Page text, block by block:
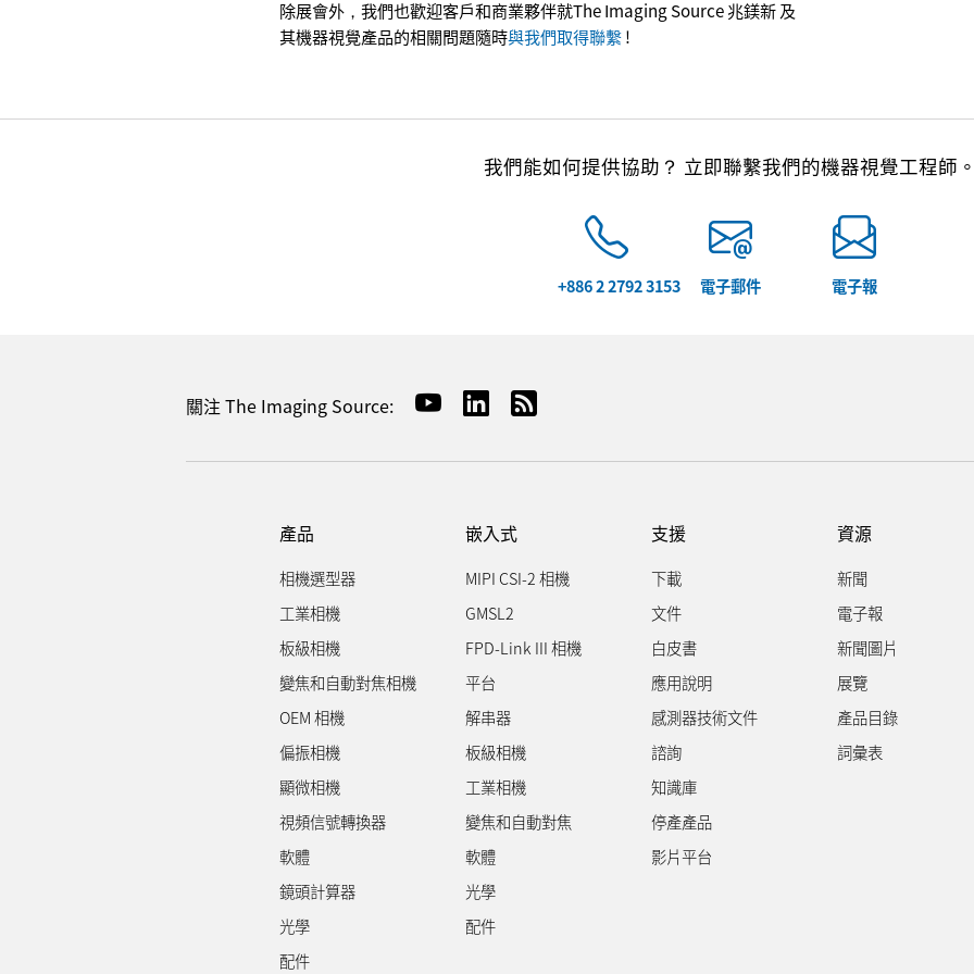
除展會外，我們也歡迎客戶和商業夥伴就The Imaging Source 兆鎂新 及
其機器視覺產品的相關問題隨時與我們取得聯繫!
我們能如何提供協助？ 立即聯繫我們的機器視覺工程師
+886 2 2792 3153 電子郵件 電子報
關注 The Imaging Source:
產品
相機選型器
工業相機
板級相機
變焦和自動對焦相機
OEM 相機
偏振相機
顯微相機
視頻信號轉換器
軟體
鏡頭計算器
光學
配件
嵌入式
MIPI CSI-2 相機
GMSL2
FPD-Link III 相機
平台
解串器
板級相機
工業相機
變焦和自動對焦
軟體
光學
配件
支援
下載
文件
白皮書
應用說明
感測器技術文件
諮詢
知識庫
停產產品
影片平台
資源
新聞
電子報
新聞圖片
展覽
產品目錄
詞彙表